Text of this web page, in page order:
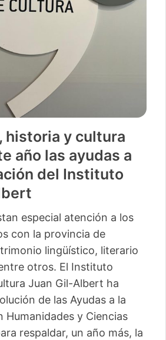
historia y cultura
año las ayudas a
del Instituto
especial atención a los
con la provincia de
lingüístico, literario
otros. El Instituto
Juan Gil-Albert ha
de las Ayudas a la
Humanidades y Ciencias
respaldar, un año más, la